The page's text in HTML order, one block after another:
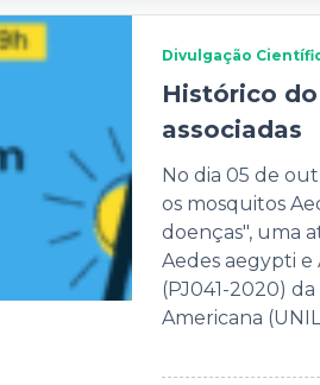
Divulgação
Histórico
associadas
No dia 05 de
os mosquitos
doenças", uma
Aedes aegypti e
(PJ041-2020)
Americana